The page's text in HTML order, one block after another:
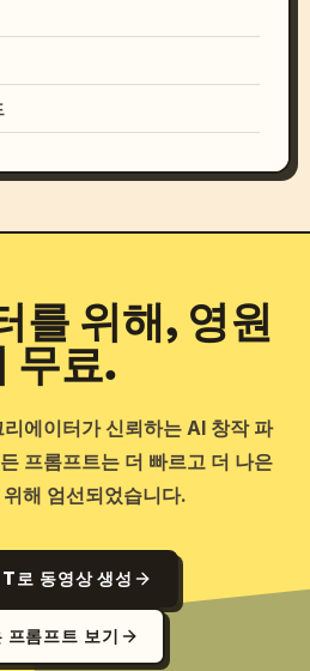
를 위해, 영원
무료.
에이터가 신뢰하는 AI 창작 파
프롬프트는 더 빠르고 더 나은
해 엄선되었습니다.
로 동영상 생성
프롬프트 보기